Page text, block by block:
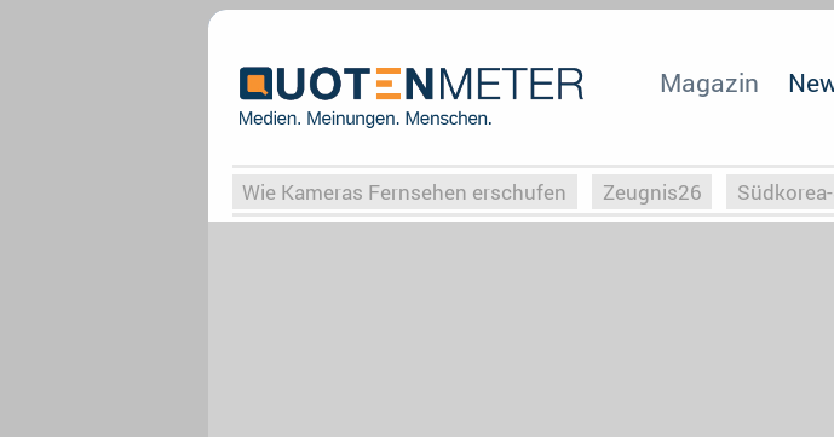
Magazin
Wie Kameras Fernsehen erschufen Zeugnis26